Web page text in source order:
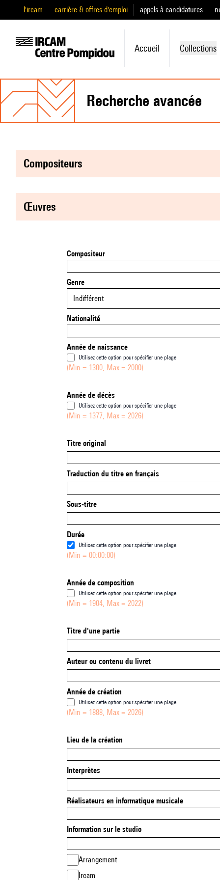
l'ircam carrière & offres d'emploi appels à candidatures
Accueil Collections
recherche avancée
compositeurs
œuvres
Compositeur
Genre
Indifférent
Nationalité
Année de naissance
Utilisez cette option pour spécifier une plage
(Min = 1300, Max = 2000)
Année de décès
Utilisez cette option pour spécifier une plage
(Min = 1377, Max = 2026)
Titre original
Traduction du titre en français
Sous-titre
Durée
Utilisez cette option pour spécifier une plage
(Min = 00:00:00)
Année de composition
Utilisez cette option pour spécifier une plage
(Min = 1904, Max = 2022)
Titre d'une partie
Auteur ou contenu du livret
Année de création
Utilisez cette option pour spécifier une plage
(Min = 1888, Max = 2026)
Lieu de la création
Interprètes
Réalisateurs en informatique musicale
Information sur le studio
Arrangement
Ircam